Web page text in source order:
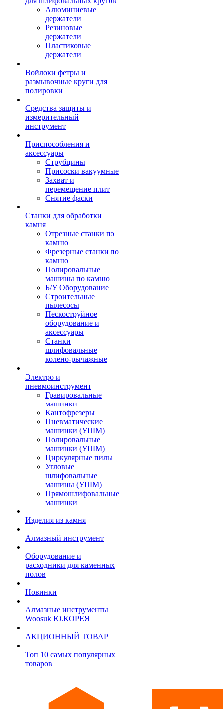
Алюминиевые
держатели
Резиновые
держатели
Пластиковые
держатели
Войлоки фетры и
размывочные круги для
полировки
Средства защиты и
измерительный
инструмент
Приспособления и
аксессуары
Струбцины
Присоски вакуумные
Захват и
перемещение плит
Снятие фаски
Станки для обработки
камня
Отрезные станки по
камню
Фрезерные станки по
камню
Полировальные
машины по камню
Б/У Оборудование
Строительные
пылесосы
Пескоструйное
оборудование и
аксессуары
Станки
шлифовальные
колено-рычажные
Электро и
пневмоинструмент
Гравировальные
машинки
Кантофрезеры
Пневматические
машинки (УШМ)
Полировальные
машинки (УШМ)
Циркулярные пилы
Угловые
шлифовальные
машины (УШМ)
Прямошлифовальные
машинки
Изделия из камня
Алмазный инструмент
Оборудование и
расходники для каменных
полов
Новинки
Алмазные инструменты
Woosuk Ю.КОРЕЯ
АКЦИОННЫЙ ТОВАР
Топ 10 самых популярных
товаров